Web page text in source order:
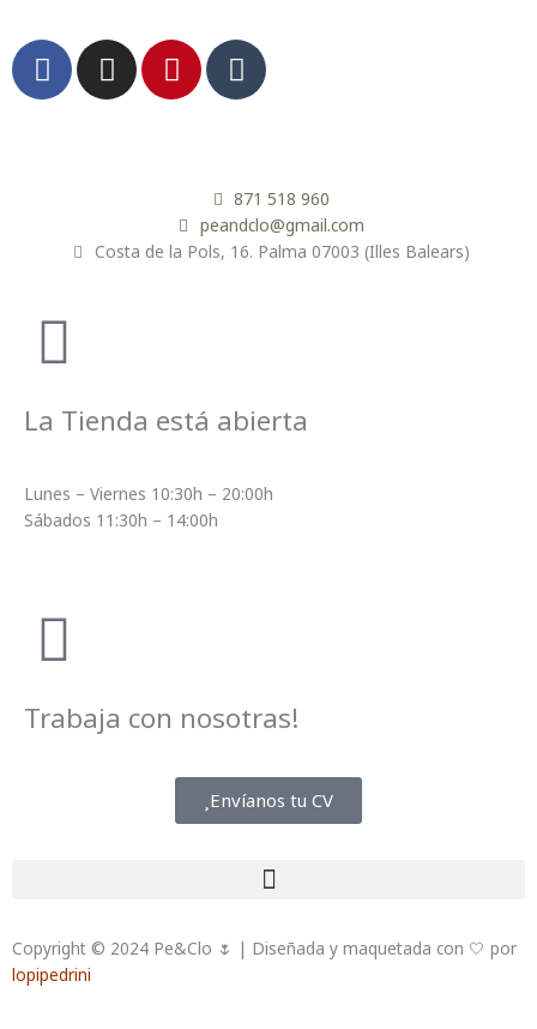
F
a
c
I
n
s
a
P
i
n
e
s
T
u
m
r
871 518 960
peandclo@gmail.com
Costa de la Pols, 16. Palma 07003 (Illes Balears)
La Tienda está abierta
Lunes – Viernes 10:30h – 20:00h
Sábados 11:30h – 14:00h
Trabaja con nosotras!
Envíanos tu CV
Copyright © 2024 Pe&Clo 🌷 | Diseñada y maquetada con 🤍 por
lopipedrini